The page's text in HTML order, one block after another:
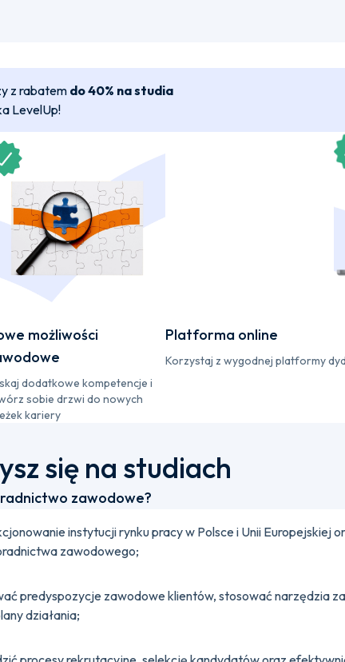
z rabatem do 40% na studia
LevelUp!
możliwości
dodatkowe kompetencje i
sobie drzwi do nowych
kariery
Platforma online
Korzystaj z wygodnej platformy
się na studiach
zawodowe?
instytucji rynku pracy w Polsce i Unii Europejskiej
zawodowego;
predyspozycje zawodowe klientów, stosować narzędzia
działania;